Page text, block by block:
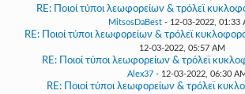
RE: Ποιοί τύποι λεωφορείων & τρόλεϊ
MitsosDaBest - 12-03-2022, 01:33
RE: Ποιοί τύποι λεωφορείων & τρόλεϊ
12-03-2022, 05:57 AM
RE: Ποιοί τύποι λεωφορείων & τρόλεϊ
Alex37 - 12-03-2022, 06:30
RE: Ποιοί τύποι λεωφορείων & τρόλεϊ